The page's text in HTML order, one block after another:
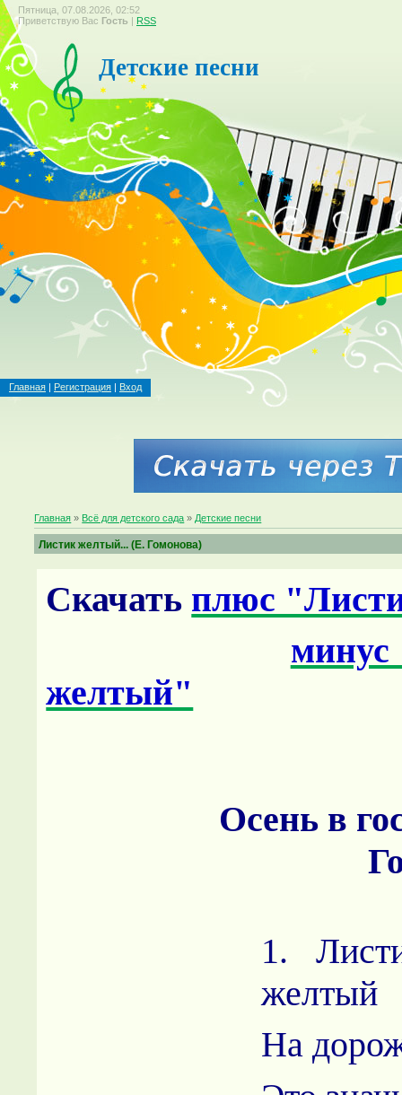
Пятница, 07.08.2026, 02:52
Приветствую Вас Гость | RSS
Детские песни
Главная | Регистрация | Вход
Главная » Всё для детского сада » Детские песни
Листик желтый... (Е. Гомонова)
Скачать плюс
желтый"
Осень в
1.
желтый
На